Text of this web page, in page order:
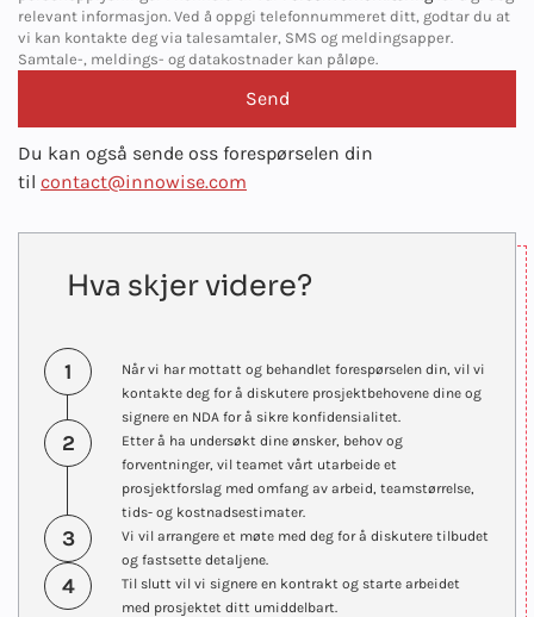
relevant informasjon. Ved å oppgi telefonnummeret ditt, godtar du at
vi kan kontakte deg via talesamtaler, SMS og meldingsapper.
Samtale-, meldings- og datakostnader kan påløpe.
Du kan også sende oss forespørselen din
til contact@innowise.com
Hva skjer videre?
1
Når vi har mottatt og behandlet forespørselen din, vil vi
kontakte deg for å diskutere prosjektbehovene dine og
signere en NDA for å sikre konfidensialitet.
2
Etter å ha undersøkt dine ønsker, behov og
forventninger, vil teamet vårt utarbeide et
prosjektforslag med omfang av arbeid, teamstørrelse,
tids- og kostnadsestimater.
3
Vi vil arrangere et møte med deg for å diskutere tilbudet
og fastsette detaljene.
4
Til slutt vil vi signere en kontrakt og starte arbeidet
med prosjektet ditt umiddelbart.